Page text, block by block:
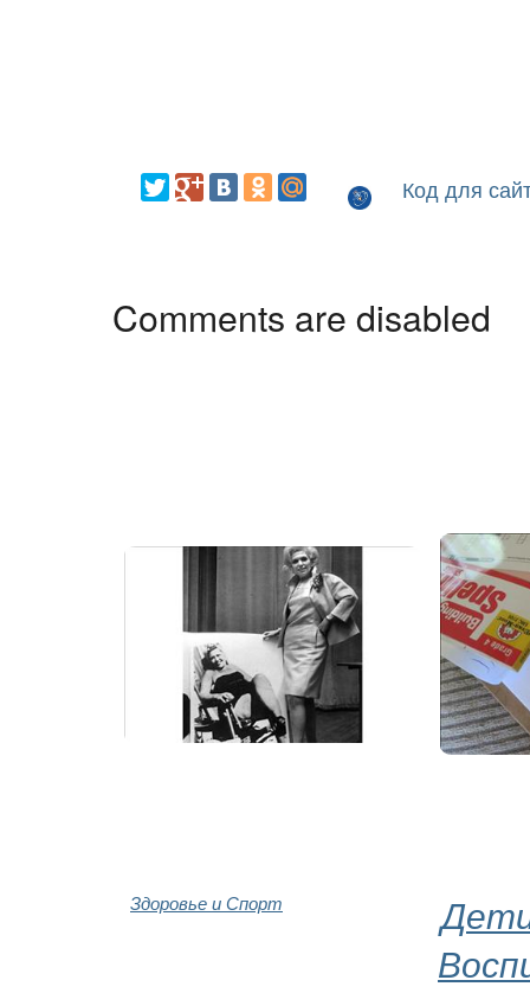
Код для
Comments are disabled
Здоровье и Спорт